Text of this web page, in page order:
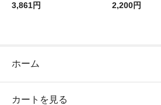
3,861円
2,200円
ホーム
カートを見る